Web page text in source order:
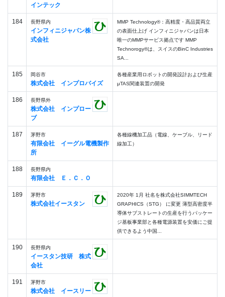
インテック
184 長野県内
インフィニジャパン株
式会社
MMP Technology®：高精度・高品質両立
の表面仕上げ インフィニジャパンは日本
唯一のMMPサービス拠点です MMP
Technorogy®は、スイスのBinC Industries
SA...
185 岡谷市
株式会社 インプロバイズ
各種産業用ロボットの開発設計および生産
μTAS関連装置の開発
186 長野県外
株式会社 インプロー
ブ
187 茅野市
有限会社 イーグル電機製作
所
各種線機加工品（電線、ケーブル、リード
線加工）
188 長野県内
有限会社 Ｅ．Ｃ．Ｏ
189 茅野市
株式会社イースタン
2020年 1月 社名を株式会社SIMMTECH
GRAPHICS（STG） に変更 薄型高密度半
導体サブストレートの生産を行うパッケー
ジ基板事業部と各種電源装置を安価にご提
供できるよう中国...
190 長野県内
イースタン技研 株式
会社
191 茅野市
株式会社 イースリー